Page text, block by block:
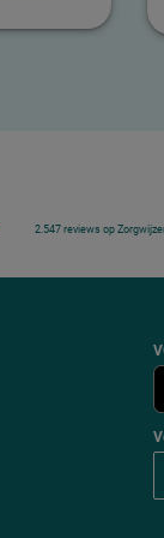
2.547 reviews op